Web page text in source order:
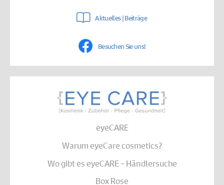
Aktuelles | Beiträge
Besuchen Sie uns!
eyeCARE
Warum eyeCare cosmetics?
Wo gibt es eyeCARE – Händlersuche
Box Rose